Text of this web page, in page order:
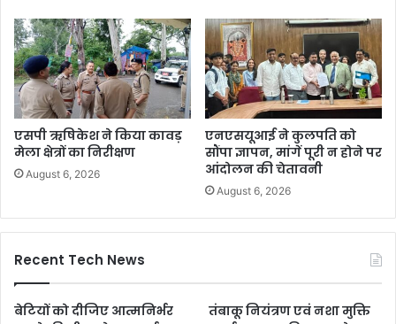
एसपी ऋषिकेश ने किया कावड़
मेला क्षेत्रों का निरीक्षण
August 6, 2026
एनएसयूआई ने कुलपति को
सौंपा ज्ञापन, मांगें पूरी न होने पर
आंदोलन की चेतावनी
August 6, 2026
Recent Tech News
बेटियों को दीजिए आत्मनिर्भर
तंबाकू नियंत्रण एवं नशा मुक्ति